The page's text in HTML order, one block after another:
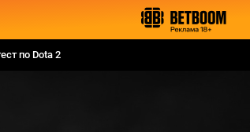
по Dota 2